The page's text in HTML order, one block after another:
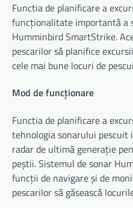
Functia de planificare a
funcționalitate importantă a
Humminbird SmartStrike.
pescarilor să planifice
cele mai bune locuri de
Mod de funcționare
Functia de planificare a
tehnologia sonarului
radar de ultimă generație
peștii. Sistemul de sonar
funcții de navigare și de
pescarilor să găsească